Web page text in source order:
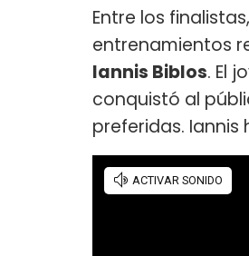
Entre los
entrenamientos
Iannis Biblos. El
conquistó al
preferidas.